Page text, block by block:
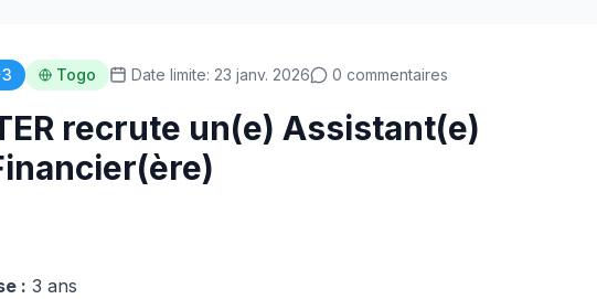
Togo Date limite: 23 janv. 2026 0 commentaires
recrute un(e) Assistant(e)
: 3 ans